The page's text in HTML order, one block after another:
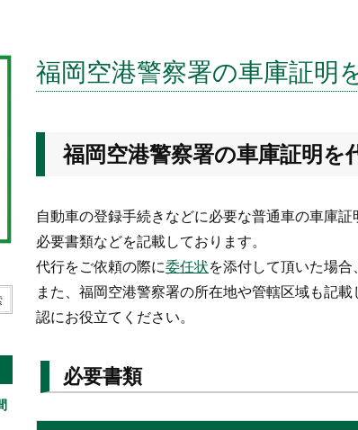
福岡空港警察署の車庫証明
福岡空港警察署の車庫証明を
自動車の登録手続きなどに必要な普通車の車庫
必要書類などを記載しております。
代行をご依頼の際に委任状を添付して頂いた場合
また、福岡空港警察署の所在地や管轄区域も記
認にお役立てください。
必要書類